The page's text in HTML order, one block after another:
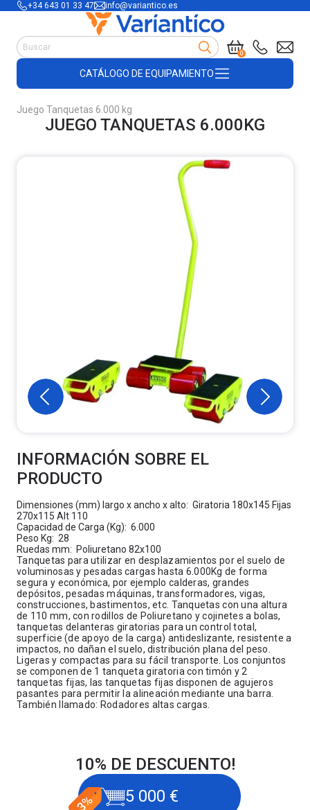
+34 643 01 33 47 info@variantico.es
0
CATÁLOGO DE EQUIPAMIENTO
Accesorios para carretillas
Útiles de almacén
Productos de plástico y madera
Encofrado
Juego Tanquetas 6.000 kg
JUEGO TANQUETAS 6.000KG
INFORMACIÓN SOBRE EL
PRODUCTO
Dimensiones (mm) largo x ancho x alto: Giratoria 180x145 Fijas
270x115 Alt 110
Capacidad de Carga (Kg): 6.000
Peso Kg: 28
Ruedas mm: Poliuretano 82x100
Tanquetas para utilizar en desplazamientos por el suelo de
voluminosas y pesadas cargas hasta 6.000Kg de forma
segura y económica, por ejemplo calderas, grandes
depósitos, pesadas máquinas, transformadores, vigas,
construcciones, bastimentos, etc. Tanquetas con una altura
de 110 mm, con rodillos de Poliuretano y cojinetes a bolas,
tanquetas delanteras giratorias para un control total,
superficie (de apoyo de la carga) antideslizante, resistente a
impactos, no dañan el suelo, distribución plana del peso.
Ligeras y compactas para su fácil transporte. Los conjuntos
se componen de 1 tanqueta giratoria con timón y 2
tanquetas fijas, las tanquetas fijas disponen de agujeros
pasantes para permitir la alineación mediante una barra.
También llamado: Rodadores altas cargas.
10% DE DESCUENTO!
5 000 €